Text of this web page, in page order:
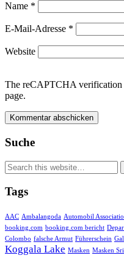
Name *
E-Mail-Adresse *
Website
The reCAPTCHA verification
page.
Suche
Tags
AAC Ambalangoda Automobil
booking.com booking.com bericht
Colombo falsche Armut Führerschein
Koggala Lake Masken Masken